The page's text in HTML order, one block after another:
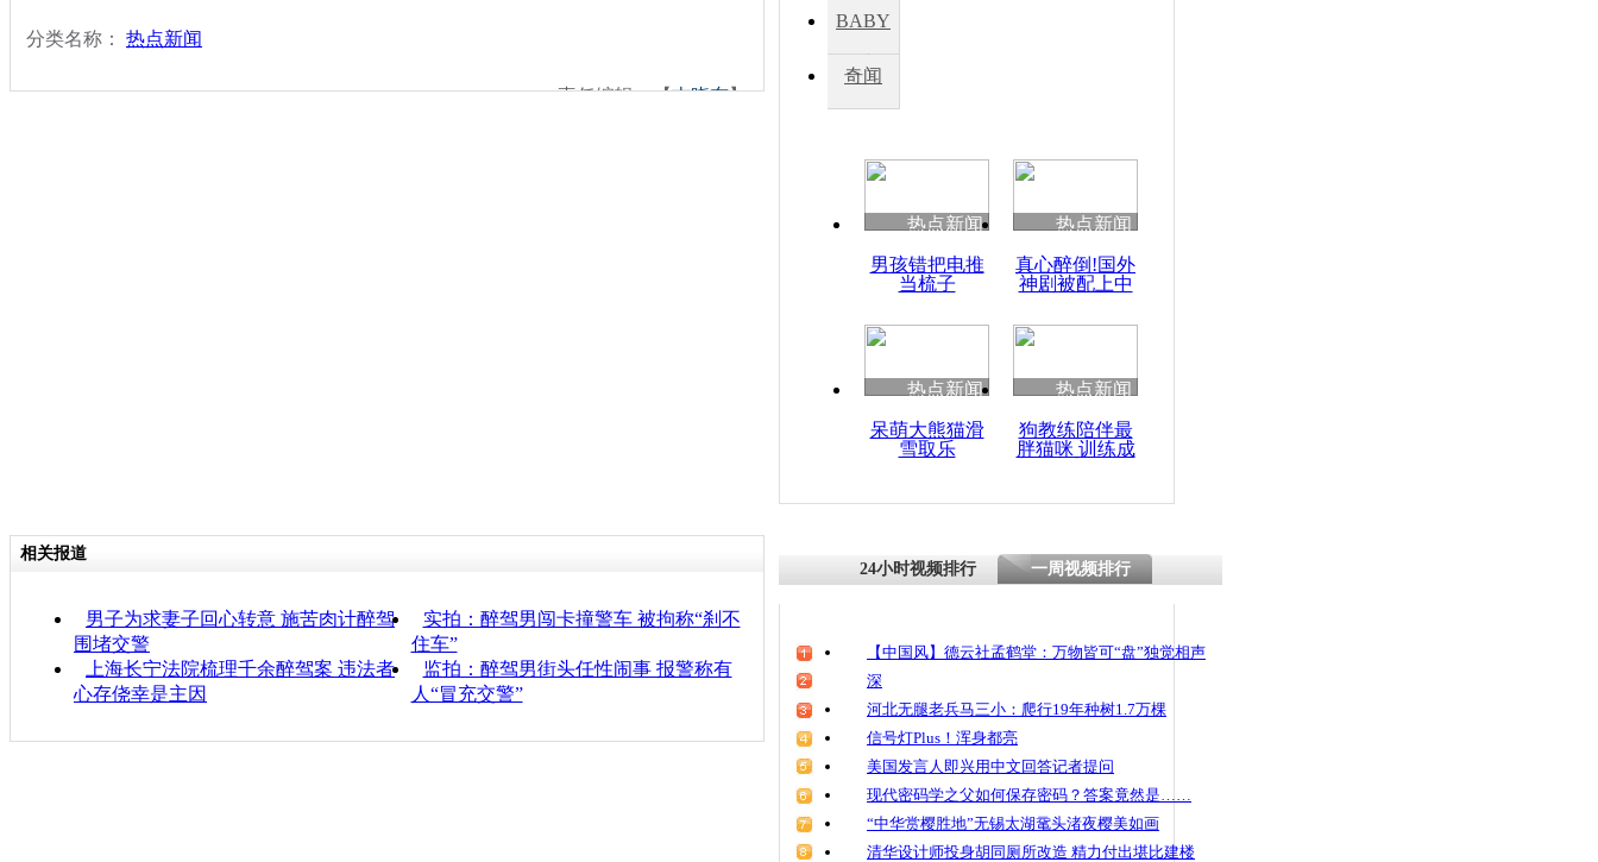
因
度苗族花山节
魂
分类名称： 热点新闻
责任编辑：【吉晓东】
BABY
秀
奇闻
热点新闻
男孩错把电推
当梳子
热点新闻
真心醉倒!国外
神剧被配上中
热点新闻
呆萌大熊猫滑
雪取乐
热点新闻
狗教练陪伴最
胖猫咪 训练成
相关报道
男子为求妻子回心转意 施苦肉计醉驾
围堵交警
实拍：醉驾男闯卡撞警车 被拘称“刹不
住车”
上海长宁法院梳理千余醉驾案 违法者
心存侥幸是主因
监拍：醉驾男街头任性闹事 报警称有
人“冒充交警”
24小时视频排行 一周视频排行
【中国风】德云社孟鹤堂：万物皆可“盘”独觉相声
深
河北无腿老兵马三小：爬行19年种树1.7万棵
信号灯Plus！浑身都亮
美国发言人即兴用中文回答记者提问
现代密码学之父如何保存密码？答案竟然是……
“中华赏樱胜地”无锡太湖鼋头渚夜樱美如画
清华设计师投身胡同厕所改造 精力付出堪比建楼